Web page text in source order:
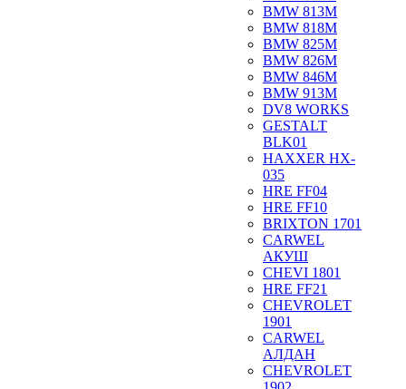
BMW 813M
BMW 818M
BMW 825M
BMW 826M
BMW 846M
BMW 913M
DV8 WORKS
GESTALT
BLK01
HAXXER HX-
035
HRE FF04
HRE FF10
BRIXTON 1701
CARWEL
АКУШ
CHEVI 1801
HRE FF21
CHEVROLET
1901
CARWEL
АЛДАН
CHEVROLET